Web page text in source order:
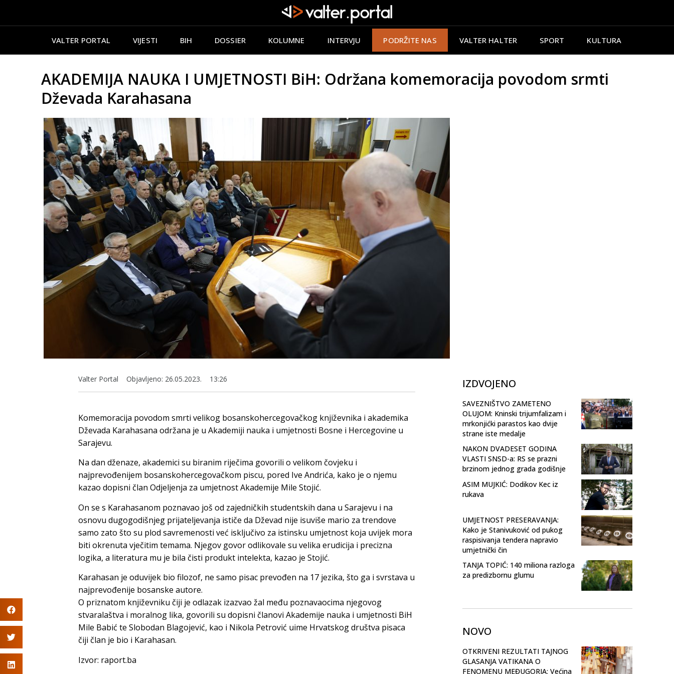
VALTER PORTAL VIJESTI BIH DOSSIER KOLUMNE INTERVJU PODRŽITE NAS VALTER HALTER SPORT KULTURA
AKADEMIJA NAUKA I UMJETNOSTI BiH: Održana komemoracija povodom srmti
Dževada Karahasana
Valter Portal Objavljeno: 26.05.2023. 13:26
Komemoracija povodom smrti velikog bosanskohercegovačkog književnika i akademika
Dževada Karahasana održana je u Akademiji nauka i umjetnosti Bosne i Hercegovine u
Sarajevu.
Na dan dženaze, akademici su biranim riječima govorili o velikom čovjeku i
najprevođenijem bosanskohercegovačkom piscu, pored Ive Andrića, kako je o njemu
kazao dopisni član Odjeljenja za umjetnost Akademije Mile Stojić.
On se s Karahasanom poznavao još od zajedničkih studentskih dana u Sarajevu i na
osnovu dugogodišnjeg prijateljevanja ističe da Dževad nije isuviše mario za trendove
samo zato što su plod savremenosti već isključivo za istinsku umjetnost koja uvijek mora
biti okrenuta vječitim temama. Njegov govor odlikovale su velika erudicija i precizna
logika, a literatura mu je bila čisti produkt intelekta, kazao je Stojić.
Karahasan je oduvijek bio filozof, ne samo pisac prevođen na 17 jezika, što ga i svrstava u
najprevođenije bosanske autore.
O priznatom književniku čiji je odlazak izazvao žal među poznavaocima njegovog
stvaralaštva i moralnog lika, govorili su dopisni članovi Akademije nauka i umjetnosti BiH
Mile Babić te Slobodan Blagojević, kao i Nikola Petrović uime Hrvatskog društva pisaca
čiji član je bio i Karahasan.
Izvor: raport.ba
IZDVOJENO
SAVEZNIŠTVO ZAMETENO
OLUJOM: Kninski trijumfalizam i
mrkonjićki parastos kao dvije
strane iste medalje
NAKON DVADESET GODINA
VLASTI SNSD-a: RS se prazni
brzinom jednog grada godišnje
ASIM MUJKIĆ: Dodikov Kec iz
rukava
UMJETNOST PRESERAVANJA:
Kako je Stanivuković od pukog
raspisivanja tendera napravio
umjetnički čin
TANJA TOPIĆ: 140 miliona razloga
za predizbornu glumu
NOVO
OTKRIVENI REZULTATI TAJNOG
GLASANJA VATIKANA O
FENOMENU MEĐUGORJA: Većina